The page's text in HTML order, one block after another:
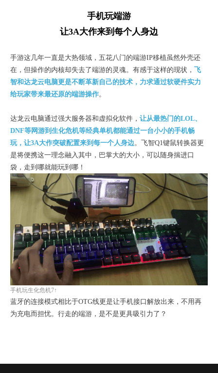
手机玩端游
让3A大作来到每个人身边
手游这几年一直是大热领域，五花八门的端游IP移植虽然外壳还
在，但操作的内核却失去了端游的灵魂。有感于这样的现状，
飞
智和达龙云电脑更是不断革新自己的技术，力求通过软硬件实力
给玩家带来最还原的端游操作。
达龙云电脑通过强大服务器和虚拟化软件，让从最热门的LOL、
DNF等网游到生化危机等经典单机都能通过一台小小的手机畅
玩，让3A大作突破配置来到每一个人身边 。飞智Q1键鼠转换器更
是将便携这一理念融入其中，巴掌大的大小，可以随身揣进口
袋，走到哪就能玩到哪！
手机玩生化危机7↑
蓝牙的连接模式相比于OTG线更是让手机接口解放出来，不用再
为充电而担忧。行走的端游，是不是更具吸引力了？